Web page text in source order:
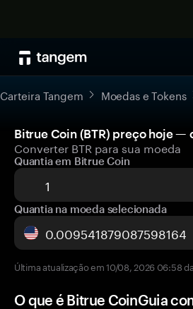
Carteira Tangem Moedas e Tokens
Bitrue Coin (BTR) preço hoje —
Converter BTR para sua moeda
Quantia em Bitrue Coin
Quantia na moeda selecionada
Última atualização em 10/08, 2026 06:58
O que é Bitrue CoinGuia